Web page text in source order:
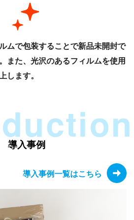
ムで包装することで新品未開封で
また、光沢のあるフィルムを使用
します。
導入事例
導入事例一覧はこちら